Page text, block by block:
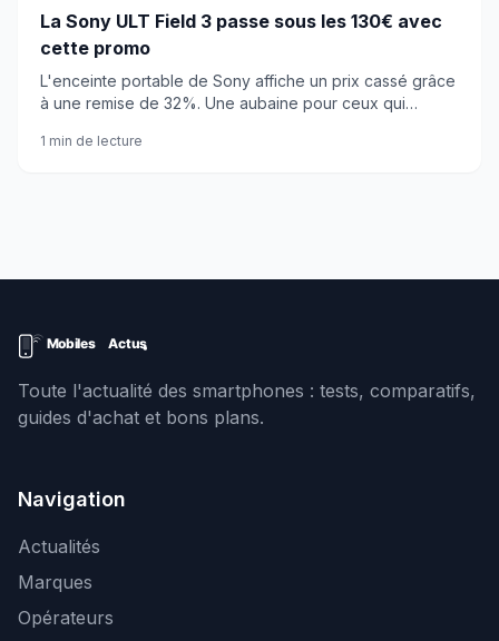
La Sony ULT Field 3 passe sous les 130€ avec
cette promo
L'enceinte portable de Sony affiche un prix cassé grâce
à une remise de 32%. Une aubaine pour ceux qui
1 min de lecture
Toute l'actualité des smartphones : tests, comparatifs,
guides d'achat et bons plans.
Navigation
Actualités
Marques
Opérateurs